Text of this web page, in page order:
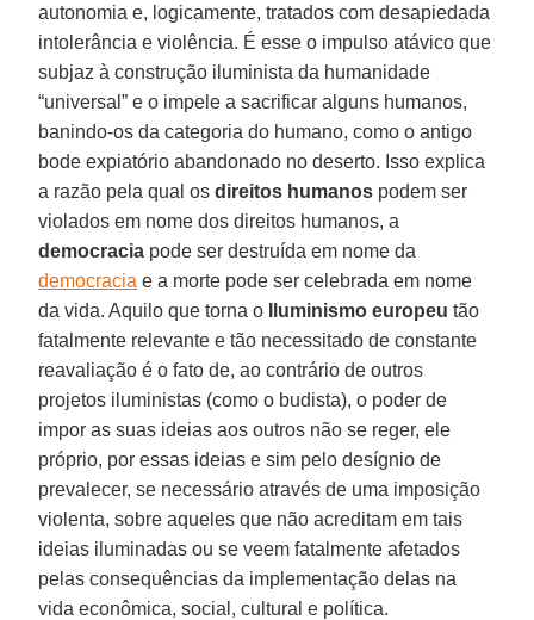
autonomia e, logicamente, tratados com desapiedada
intolerância e violência. É esse o impulso atávico que
subjaz à construção iluminista da humanidade
“universal” e o impele a sacrificar alguns humanos,
banindo-os da categoria do humano, como o antigo
bode expiatório abandonado no deserto. Isso explica
a razão pela qual osdireitos humanos podem ser
violados em nome dos direitos humanos, a
democracia pode ser destruída em nome da
democracia e a morte pode ser celebrada em nome
da vida. Aquilo que torna o
Iluminismo europeu tão
fatalmente relevante e tão necessitado de constante
reavaliação é o fato de, ao contrário de outros
projetos iluministas (como o budista), o poder de
impor as suas ideias aos outros não se reger, ele
próprio, por essas ideias e sim pelo desígnio de
prevalecer, se necessário através de uma imposição
violenta, sobre aqueles que não acreditam em tais
ideias iluminadas ou se veem fatalmente afetados
pelas consequências da implementação delas na
vida econômica, social, cultural e política.